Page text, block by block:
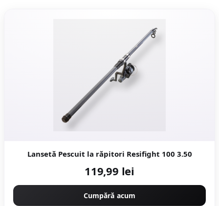
Lansetă Pescuit la răpitori Resifight 100 3.50
119,99 lei
Cumpără acum